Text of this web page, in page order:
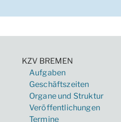
KZV BREMEN
Aufgaben
Geschäftszeiten
Organe und Struktur
Veröffentlichungen
Termine